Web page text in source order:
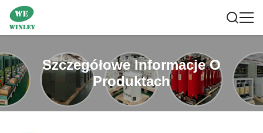
Szczegółowe Informacje O
Produktach